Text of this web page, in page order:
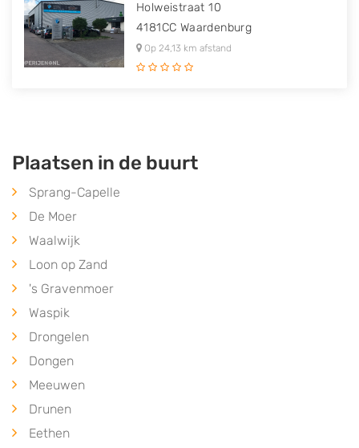
Holweistraat 10
4181CC Waardenburg
Op 24,13 km afstand
Plaatsen in de buurt
Sprang-Capelle
De Moer
Waalwijk
Loon op Zand
's Gravenmoer
Waspik
Drongelen
Dongen
Meeuwen
Drunen
Eethen